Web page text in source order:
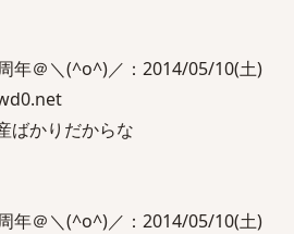
年＠＼(^o^)／：2014/05/10(土)
ばかりだからな
年＠＼(^o^)／：2014/05/10(土)